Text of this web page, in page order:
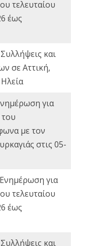
τελευταίου
έως
Συλλήψεις και
σε Αττική,
για
με τον
στις 05-
Ενημέρωση για
τελευταίου
έως
Συλλήψεις και